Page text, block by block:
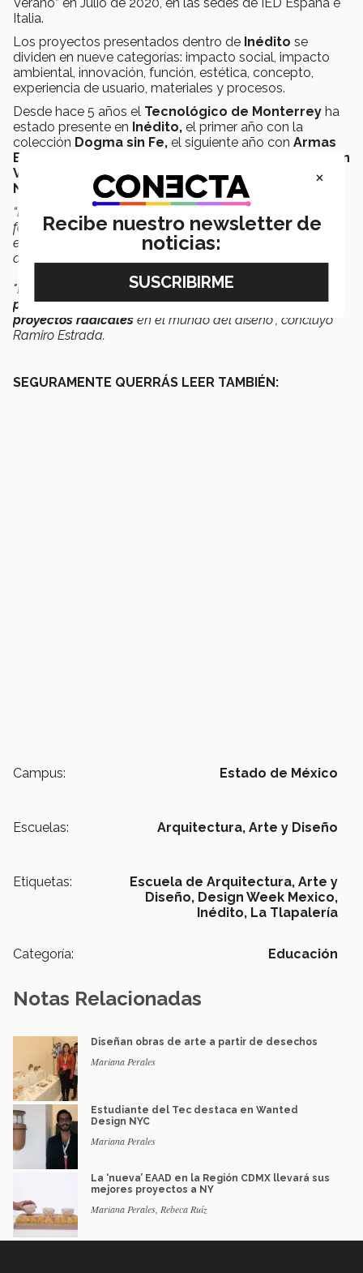
Italia.
Los proyectos presentados dentro de Inédito se
dividen en nueve categorías: impacto social, impacto
ambiental, innovación, función, estética, concepto,
experiencia de usuario, materiales y procesos.
Desde hace 5 años el Tecnológico de Monterrey ha
estado presente en Inédito, el primer año con la
colección Dogma sin Fe, el siguiente año con Armas
Benditas,
Bebida Bien
Vivida,
misma que presentaron enWanted Design
NYC
y el año pasado con Piedras Que Hablan.
“Los estudiantes tienen la oportunidad de exponer en un
foro tan importante comoDesign Week México y la idea
es que todos los estudiantes puedan participar a través
de diferentes dinámicas.
"Lo que hacen este tipo de actividades es
pasión, identidad y compromiso para crear nuevos
proyectos radicales en el mundo del diseño”, concluyó
Ramiro Estrada.
SEGURAMENTE QUERRÁS LEER TAMBIÉN:
Campus: Estado de México
Escuelas: Arquitectura, Arte y Diseño
Etiquetas:
Escuela de Arquitectura, Arte y
Diseño, Design Week Mexico,
Inédito, La Tlapalería
Categoría: Educación
Notas Relacionadas
Diseñan obras de arte a partir de desechos
Mariana Perales
Estudiante del Tec destaca en Wanted
Design NYC
Mariana Perales
La ‘nueva’ EAAD en la Región CDMX llevará sus
mejores proyectos a NY
Mariana Perales, Rebeca Ruíz
×
Recibe nuestro newsletter de
noticias: